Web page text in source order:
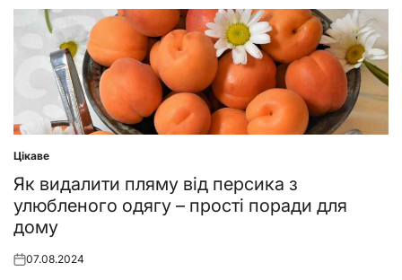
Posted
in
Цікаве
Як видалити пляму від персика з
улюбленого одягу – прості поради для
дому
Posted
07.08.2024